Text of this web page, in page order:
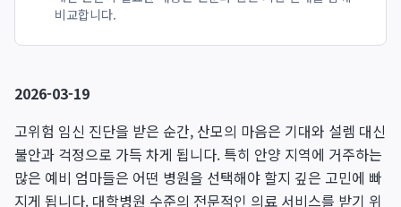
비교합니다.
2026-03-19
고위험 임신 진단을 받은 순간, 산모의 마음은 기대와 설렘 대신
불안과 걱정으로 가득 차게 됩니다. 특히 안양 지역에 거주하는
많은 예비 엄마들은 어떤 병원을 선택해야 할지 깊은 고민에 빠
지게 됩니다. 대학병원 수준의 전문적인 의료 서비스를 받기 위